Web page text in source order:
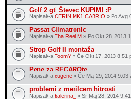
Golf 2 gti Števec KUPIM! :P
Napisal/-a CERIN MK1 CABRIO » Po Avg
Passat Climatronic
Napisal/-a Tha Reel M » Po Okt 28, 2013
Strop Golf II montaža
Napisal/-a ToomY » Če Okt 17, 2013 8:51
Pene za RECAROte
Napisal/-a eugene » Če Maj 29, 2014 9:03
problemi z merilcem hitrosti
Napisal/-a balerina_ » Sr Maj 28, 2014